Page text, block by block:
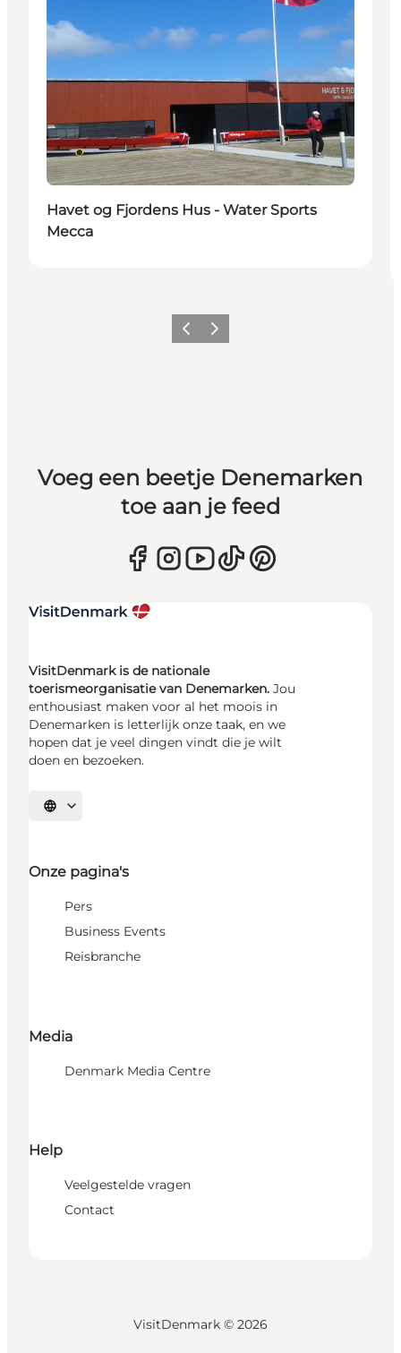
Havet og Fjordens Hus - Water Sports
Mecca
Vorige Volgende
Voeg een beetje Denemarken
toe aan je feed
VisitDenmark is de nationale
toerismeorganisatie van Denemarken. Jou
enthousiast maken voor al het moois in
Denemarken is letterlijk onze taak, en we
hopen dat je veel dingen vindt die je wilt
doen en bezoeken.
Selecteer taal
Onze pagina's
Pers
Business Events
Reisbranche
Media
Denmark Media Centre
Help
Veelgestelde vragen
Contact
VisitDenmark © 2026